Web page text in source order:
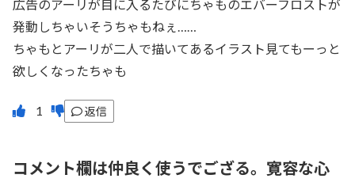
広告のアーリが目に入るたびにちゃものエバーフロストが
発動しちゃいそうちゃもねぇ……
ちゃもとアーリが二人で描いてあるイラスト見てもーっと
欲しくなったちゃも
返信
コメント欄は仲良く使うでござる。寛容な心